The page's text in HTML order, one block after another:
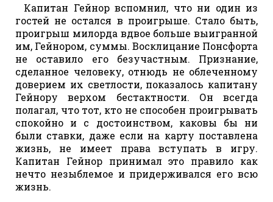
Капитан Гейнор вспомнил, что ни один из
гостей не остался в проигрыше. Стало быть,
проигрыш милорда вдвое больше выигранной
им, Гейнором, суммы. Восклицание Понсфорта
не оставило его безучастным. Признание,
сделанное человеку, отнюдь не облеченному
доверием их светлости, показалось капитану
Гейнору верхом бестактности. Он всегда
полагал, что тот, кто не способен проигрывать
спокойно и с достоинством, каковы бы ни
были ставки, даже если на карту поставлена
жизнь, не имеет права вступать в игру.
Капитан Гейнор принимал это правило как
нечто незыблемое и придерживался его всю
жизнь.